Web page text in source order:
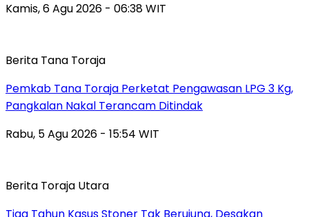
Kamis, 6 Agu 2026 - 06:38 WIT
Berita Tana Toraja
Pemkab Tana Toraja Perketat Pengawasan LPG 3 Kg,
Pangkalan Nakal Terancam Ditindak
Rabu, 5 Agu 2026 - 15:54 WIT
Berita Toraja Utara